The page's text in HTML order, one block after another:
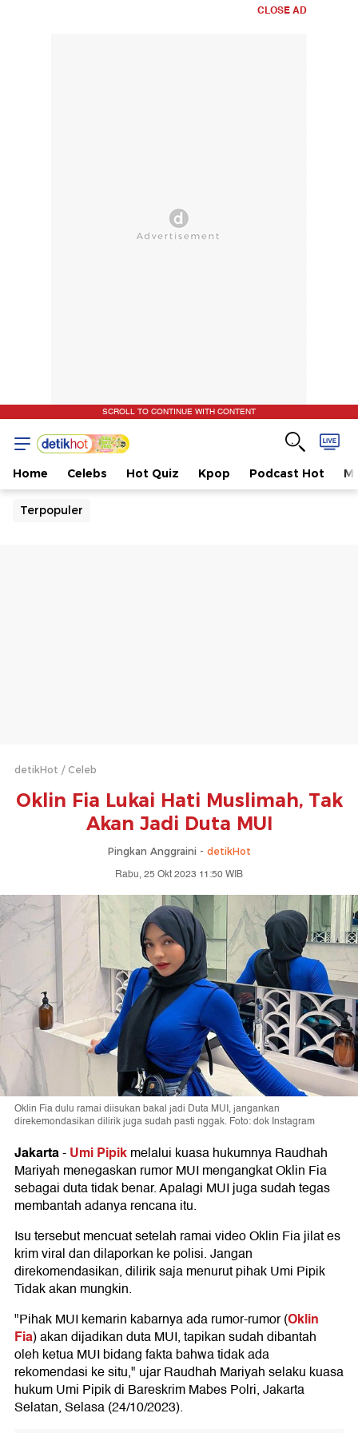
CLOSE AD
SCROLL TO CONTINUE WITH CONTENT
Home Celebs Hot Quiz Kpop Podcast Hot
Terpopuler
detikHot Celeb
Oklin Fia Lukai Hati Muslimah, Tak
Akan Jadi Duta MUI
Pingkan Anggraini - detikHot
Rabu, 25 Okt 2023 11:50 WIB
Oklin Fia dulu ramai diisukan bakal jadi Duta MUI, jangankan
direkemondasikan dilirik juga sudah pasti nggak. Foto: dok Instagram
Jakarta-Umi Pipikmelalui kuasa hukumnya Raudhah
Mariyah menegaskan rumor MUI mengangkat Oklin Fia
sebagai duta tidak benar. Apalagi MUI juga sudah tegas
membantah adanya rencana itu.
Isu tersebut mencuat setelah ramai video Oklin Fia jilat es
krim viral dan dilaporkan ke polisi. Jangan
direkomendasikan, dilirik saja menurut pihak Umi Pipik
Tidak akan mungkin.
"Pihak MUI kemarin kabarnya ada rumor-rumor (Oklin
Fia) akan dijadikan duta MUI, tapikan sudah dibantah
oleh ketua MUI bidang fakta bahwa tidak ada
rekomendasi ke situ," ujar Raudhah Mariyah selaku kuasa
hukum Umi Pipik di Bareskrim Mabes Polri, Jakarta
Selatan, Selasa (24/10/2023).